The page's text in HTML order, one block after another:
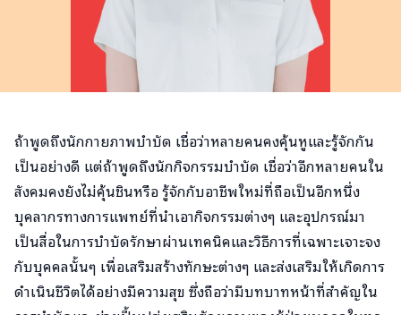
ถ้าพูดถึงนักกายภาพบำบัด เชื่อว่าหลายคนคงคุ้นหูและรู้จักกัน
เป็นอย่างดี แต่ถ้าพูดถึงนักกิจกรรมบำบัด เชื่อว่าอีกหลายคนใน
สังคมคงยังไม่คุ้นชินหรือ รู้จักกับอาชีพใหม่ที่ถือเป็นอีกหนึ่ง
บุคลากรทางการแพทย์ที่นำเอากิจกรรมต่างๆ และอุปกรณ์มา
เป็นสื่อในการบำบัดรักษาผ่านเทคนิคและวิธีการที่เฉพาะเจาะจง
กับบุคคลนั้นๆ เพื่อเสริมสร้างทักษะต่างๆ และส่งเสริมให้เกิดการ
ดำเนินชีวิตได้อย่างมีความสุข ซึ่งถือว่ามีบทบาทหน้าที่สำคัญใน